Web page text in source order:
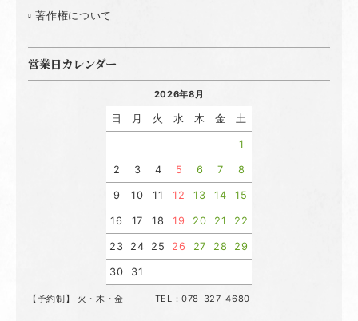
著作権について
営業日カレンダー
2026年8月
日 月 火 水 木 金 土
1
2 3 4 5 6 7 8
9 10 11 12 13 14 15
16 17 18 19 20 21 22
23 24 25 26 27 28 29
30 31
【予約制】 火・木・金 TEL：078-327-4680